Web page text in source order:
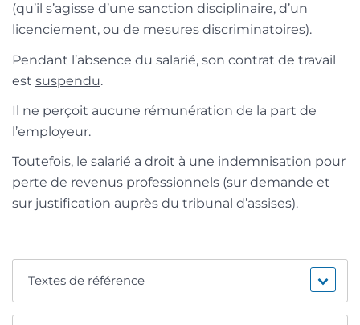
(qu’il s’agisse d’une sanction disciplinaire, d’un
licenciement, ou de mesures discriminatoires).
Pendant l’absence du salarié, son contrat de travail
est suspendu.
Il ne perçoit aucune rémunération de la part de
l’employeur.
Toutefois, le salarié a droit à une indemnisation pour
perte de revenus professionnels (sur demande et
sur justification auprès du tribunal d’assises).
Textes de référence